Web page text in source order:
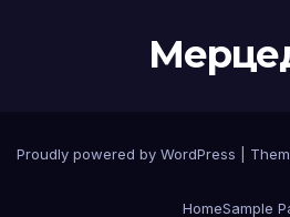
Proudly powered by WordPress
HomeSample